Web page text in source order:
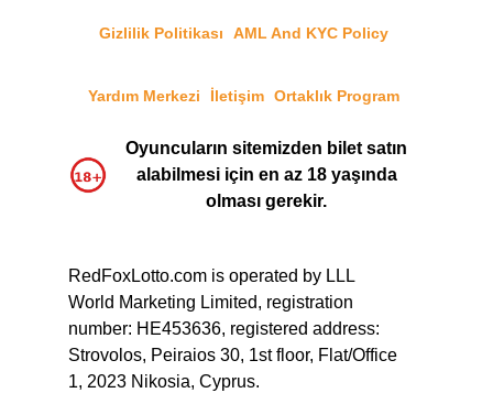
Gizlilik Politikası AML And KYC Policy
Yardım Merkezi İletişim Ortaklık Program
Oyuncuların sitemizden bilet satın
alabilmesi için en az 18 yaşında
olması gerekir.
RedFoxLotto.com is operated by LLL
World Marketing Limited, registration
number: HE453636, registered address:
Strovolos, Peiraios 30, 1st floor, Flat/Office
1, 2023 Nikosia, Cyprus.